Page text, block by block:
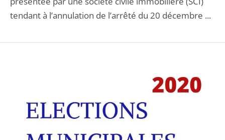
tendant à l’annulation de l’arrêté du 20 décembre ...